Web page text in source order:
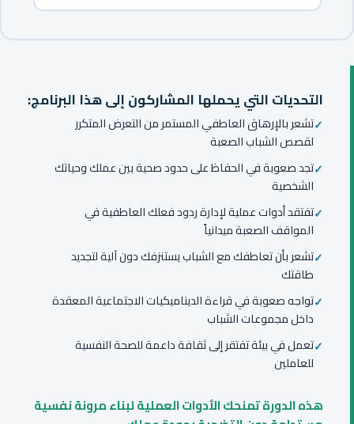
التحديات التي يحملها المشاركون إلى هذا البرنامج:
تشعر بالإرهاق العاطفي المستمر من التعرض المتكرر
لقصص الشباب الصعبة
تجد صعوبة في الحفاظ على حدود صحية بين عملك وحياتك
الشخصية
تفتقد أدوات عملية لإدارة ردود فعلك العاطفية في
المواقف الصعبة ميدانياً
تشعر بأن تعاطفك مع الشباب يستنزفك دون آلية لتجديد
طاقتك
تواجه صعوبة في قراءة الديناميكيات الاجتماعية المعقدة
داخل مجموعات الشباب
تعمل في بيئة تفتقر إلى ثقافة داعمة للصحة النفسية
للعاملين
هذه الدورة تمنحك الأدوات العملية لبناء مرونة نفسية